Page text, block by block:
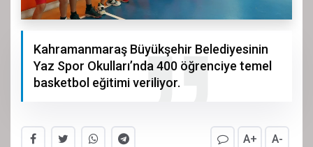
Kahramanmaraş Büyükşehir Belediyesinin
Yaz Spor Okulları’nda 400 öğrenciye temel
basketbol eğitimi veriliyor.
A+ A-